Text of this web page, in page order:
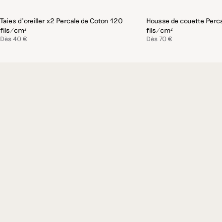
d’exception.
Taies d'oreiller x2 Percale de Coton 120
fils/cm²
Dès40 €
Housse de couette
fils/cm²
Dès70 €